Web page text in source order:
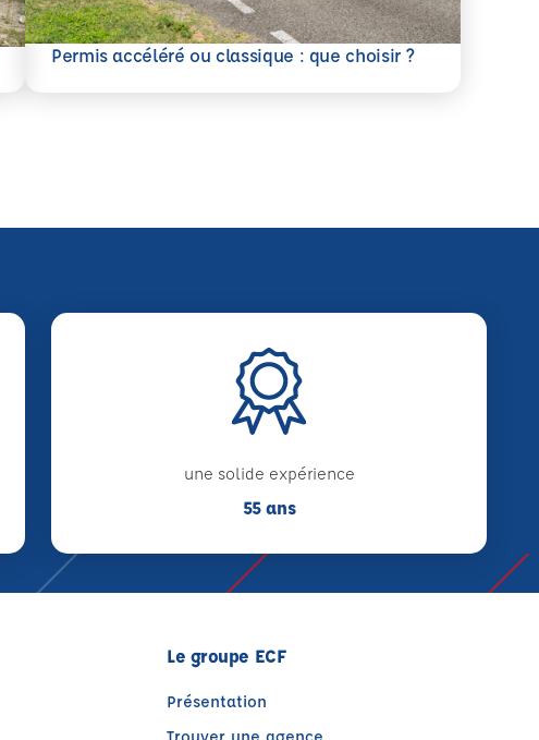
Permis accéléré ou classique : que choisir ?
En savoir plus
une solide expérience
55 ans
Le groupe ECF
Présentation